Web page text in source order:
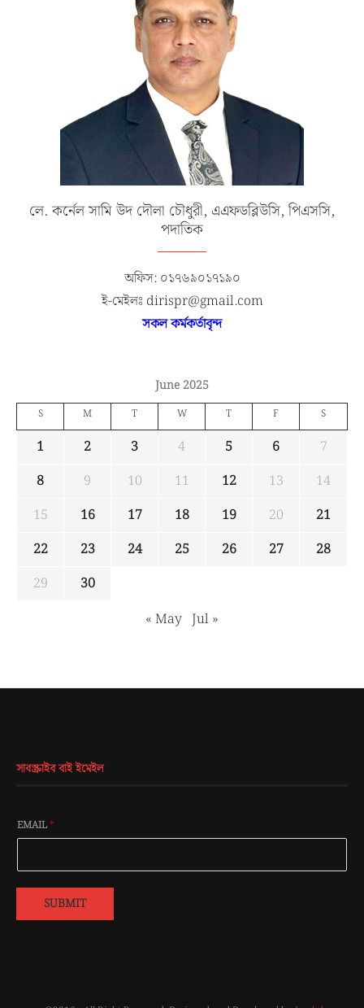
লে. কর্নেল সামি উদ দৌলা চৌধুরী, এএফডব্লিউসি, পিএসসি,
পদাতিক
অফিস: ০১৭৬৯০১৭১৯০
ই-মেইলঃ dirispr@gmail.com
সকল কর্মকর্তাবৃন্দ
June 2025
S M T W T F S
1 2 3 4 5 6
7
8
9 10 11 12 13
14
15
16 17 18 19 20
21
22
23 24 25 26 27
28
29
30
« May Jul »
সাবস্ক্রাইব বাই ইমেইল
EMAIL*
SUBMIT